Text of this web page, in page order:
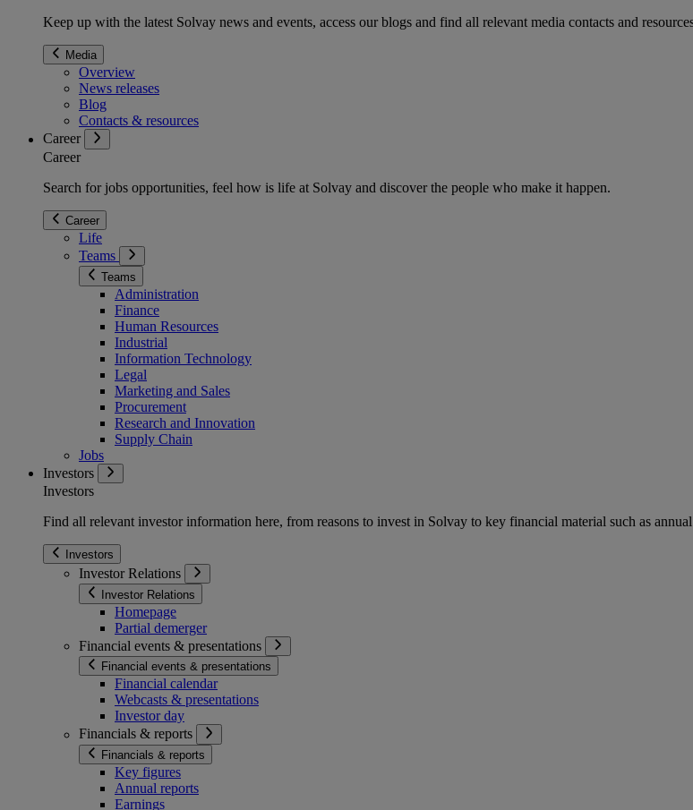
Keep up with the latest Solvay news and events, access our blogs and find all relevant media contacts and
Media
Overview
News releases
Blog
Contacts & resources
Career
Career
Search for jobs opportunities, feel how is life at Solvay and discover the people who make it happen.
Career
Life
Teams
Teams
Administration
Finance
Human Resources
Industrial
Information Technology
Legal
Marketing and Sales
Procurement
Research and Innovation
Supply Chain
Jobs
Investors
Investors
Find all relevant investor information here, from reasons to invest in Solvay to key financial material such as
Investors
Investor Relations
Investor Relations
Homepage
Partial demerger
Financial events & presentations
Financial events & presentations
Financial calendar
Webcasts & presentations
Investor day
Financials & reports
Financials & reports
Key figures
Annual reports
Earnings